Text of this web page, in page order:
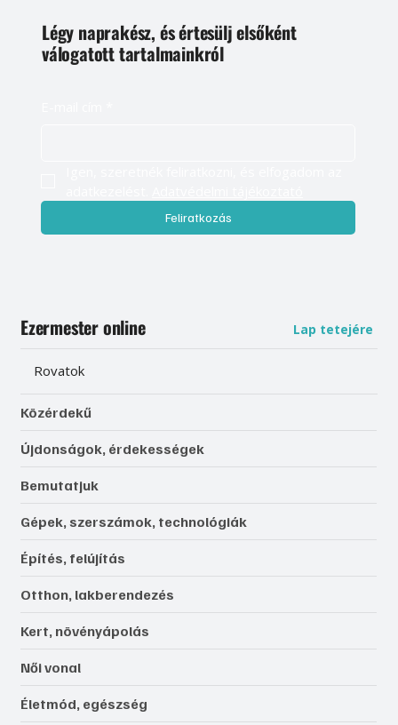
Légy naprakész, és értesülj elsőként
válogatott tartalmainkról
Feliratkozás
Ezermester online Lap tetejére
Rovatok
Közérdekű
Újdonságok, érdekességek
Bemutatjuk
Gépek, szerszámok, technológiák
Építés, felújítás
Otthon, lakberendezés
Kert, növényápolás
Női vonal
Életmód, egészség